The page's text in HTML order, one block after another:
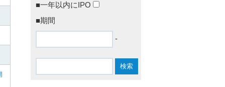
■一年以内にIPO
■期間
-